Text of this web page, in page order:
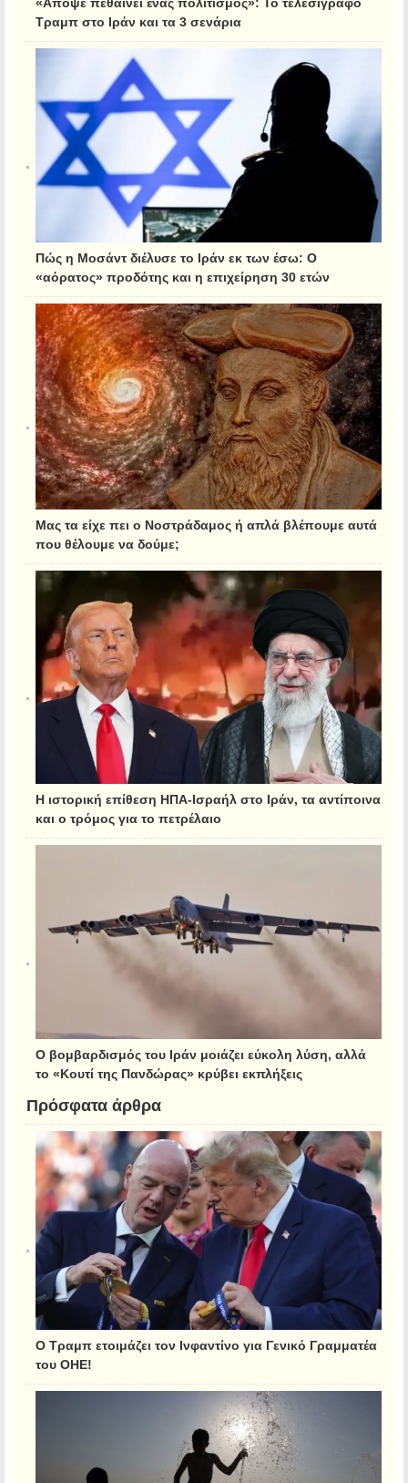
«Απόψε πεθαίνει ένας πολιτισμός»: Το τελεσίγραφο
Τραμπ στο Ιράν και τα 3 σενάρια
Πώς η Μοσάντ διέλυσε το Ιράν εκ των έσω: Ο
«αόρατος» προδότης και η επιχείρηση 30 ετών
Μας τα είχε πει ο Νοστράδαμος ή απλά βλέπουμε αυτά
που θέλουμε να δούμε;
Η ιστορική επίθεση ΗΠΑ-Ισραήλ στο Ιράν, τα αντίποινα
και ο τρόμος για το πετρέλαιο
Ο βομβαρδισμός του Ιράν μοιάζει εύκολη λύση, αλλά
το «Κουτί της Πανδώρας» κρύβει εκπλήξεις
Πρόσφατα άρθρα
Ο Τραμπ ετοιμάζει τον Ινφαντίνο για Γενικό Γραμματέα
του ΟΗΕ!